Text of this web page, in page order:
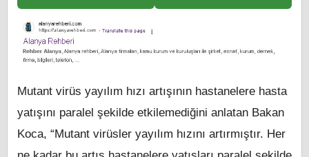
Mutant virüs yayılım hızı artışının hastanelere hasta
yatışını paralel şekilde etkilemediğini anlatan Bakan
Koca, “Mutant virüsler yayılım hızını artırmıştır. Her